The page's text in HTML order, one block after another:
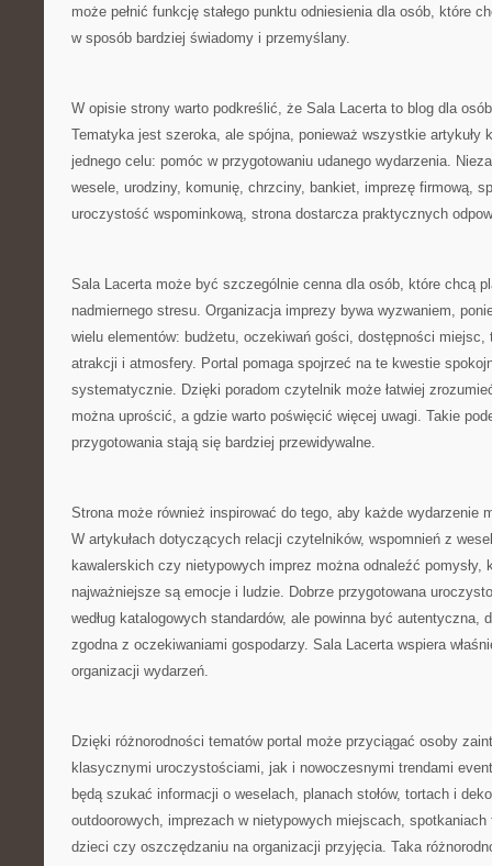
może pełnić funkcję stałego punktu odniesienia dla osób, które
w sposób bardziej świadomy i przemyślany.
W opisie strony warto podkreślić, że Sala Lacerta to blog dla
Tematyka jest szeroka, ale spójna, ponieważ wszystkie artykuły
jednego celu: pomóc w przygotowaniu udanego wydarzenia.
wesele, urodziny, komunię, chrzciny, bankiet, imprezę firmową,
uroczystość wspominkową, strona dostarcza praktycznych
Sala Lacerta może być szczególnie cenna dla osób, które chcą
nadmiernego stresu. Organizacja imprezy bywa wyzwaniem,
wielu elementów: budżetu, oczekiwań gości, dostępności miejsc,
atrakcji i atmosfery. Portal pomaga spojrzeć na te kwestie
systematycznie. Dzięki poradom czytelnik może łatwiej
można uprościć, a gdzie warto poświęcić więcej uwagi. Takie
przygotowania stają się bardziej przewidywalne.
Strona może również inspirować do tego, aby każde wydarzenie
W artykułach dotyczących relacji czytelników, wspomnień z
kawalerskich czy nietypowych imprez można odnaleźć pomysły,
najważniejsze są emocje i ludzie. Dobrze przygotowana
według katalogowych standardów, ale powinna być autentyczna,
zgodna z oczekiwaniami gospodarzy. Sala Lacerta wspiera
organizacji wydarzeń.
Dzięki różnorodności tematów portal może przyciągać osoby
klasycznymi uroczystościami, jak i nowoczesnymi trendami
będą szukać informacji o weselach, planach stołów, tortach i
outdoorowych, imprezach w nietypowych miejscach,
dzieci czy oszczędzaniu na organizacji przyjęcia. Taka